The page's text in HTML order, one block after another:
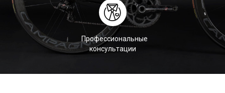
Профессиональные
консультации